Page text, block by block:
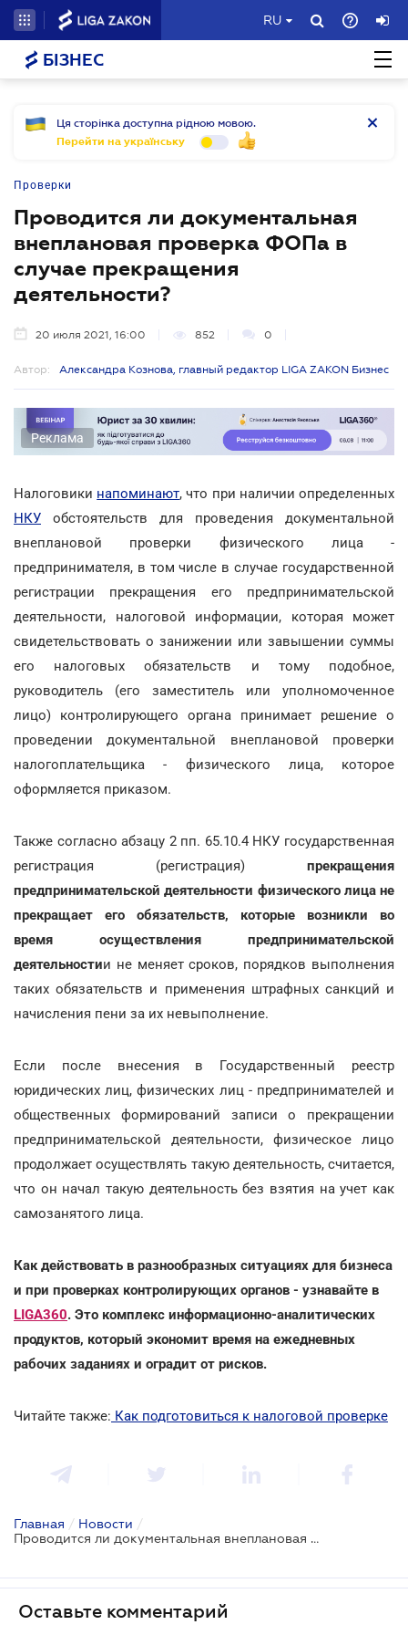
RU
БІЗНЕС
Ця сторінка доступна рідною мовою.
Перейти на українську
Проверки
Проводится ли документальная
внеплановая проверка ФОПа в
случае прекращения
деятельности?
20 июля 2021, 16:00 852 0
Автор: Александра Кознова, главный редактор LIGA ZAKON Бизнес
Реклама
Налоговики напоминают, что при наличии определенных
НКУ обстоятельств для проведения документальной
внеплановой проверки физического лица -
предпринимателя, в том числе в случае государственной
регистрации прекращения его предпринимательской
деятельности, налоговой информации, которая может
свидетельствовать о занижении или завышении суммы
его налоговых обязательств и тому подобное,
руководитель (его заместитель или уполномоченное
лицо) контролирующего органа принимает решение о
проведении документальной внеплановой проверки
налогоплательщика - физического лица, которое
оформляется приказом.
Также согласно абзацу 2 пп. 65.10.4 НКУ государственная
регистрация (регистрация) прекращения
предпринимательской деятельности физического лица не
прекращает его обязательств, которые возникли во
время осуществления предпринимательской
деятельностии не меняет сроков, порядков выполнения
таких обязательств и применения штрафных санкций и
начисления пени за их невыполнение.
Если после внесения в Государственный реестр
юридических лиц, физических лиц - предпринимателей и
общественных формирований записи о прекращении
предпринимательской деятельности, физическое лицо
продолжает осуществлять такую деятельность, считается,
что он начал такую деятельность без взятия на учет как
самозанятого лица.
Как действовать в разнообразных ситуациях для бизнеса
и при проверках контролирующих органов - узнавайте в
LIGA360. Это комплекс информационно-аналитических
продуктов, который экономит время на ежедневных
рабочих заданиях и оградит от рисков.
Читайте также: Как подготовиться к налоговой проверке
Главная / Новости /
Проводится ли документальная внеплановая проверка ФОПа в случае прекращения деятельности?
Оставьте комментарий